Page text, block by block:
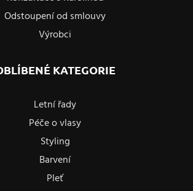
Odstoupení od smlouvy
Výrobci
KATEGORIE
Letní řady
Péče o vlasy
Styling
Barvení
Pleť